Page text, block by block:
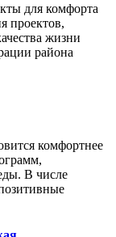
для комфорта
проектов,
жизни
района
комфортнее
В числе